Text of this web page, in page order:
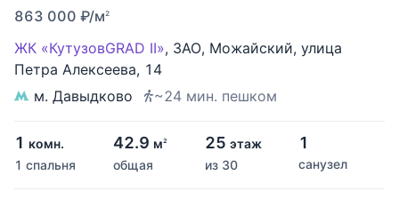
863 000 ₽/м2
ЖК «КутузовGRAD II», ЗАО, Можайский, улица
Петра Алексеева, 14
м. Давыдково
~24 мин. пешком
1 комн.
1 спальня
42.9 м2
общая
25 этаж
из 30
1
санузел